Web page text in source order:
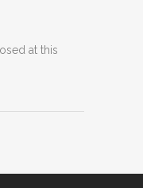
at this